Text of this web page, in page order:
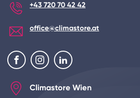
+43 720 70 42 42
office@climastore.at
Climastore Wien